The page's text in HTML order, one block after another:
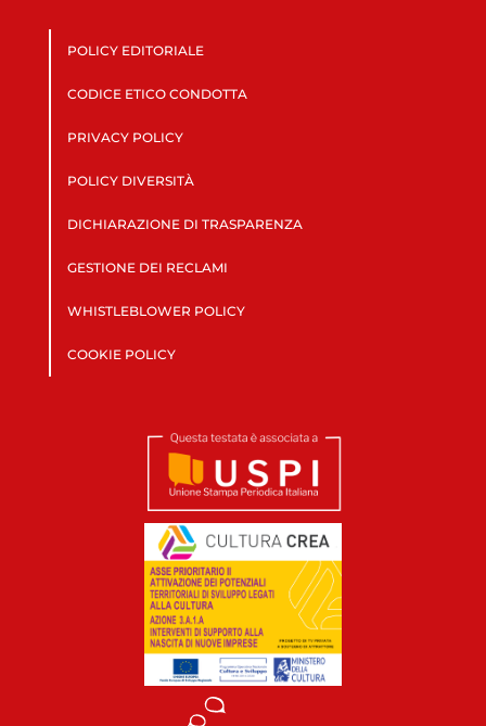
POLICY EDITORIALE
CODICE ETICO CONDOTTA
PRIVACY POLICY
POLICY DIVERSITÀ
DICHIARAZIONE DI TRASPARENZA
GESTIONE DEI RECLAMI
WHISTLEBLOWER POLICY
COOKIE POLICY